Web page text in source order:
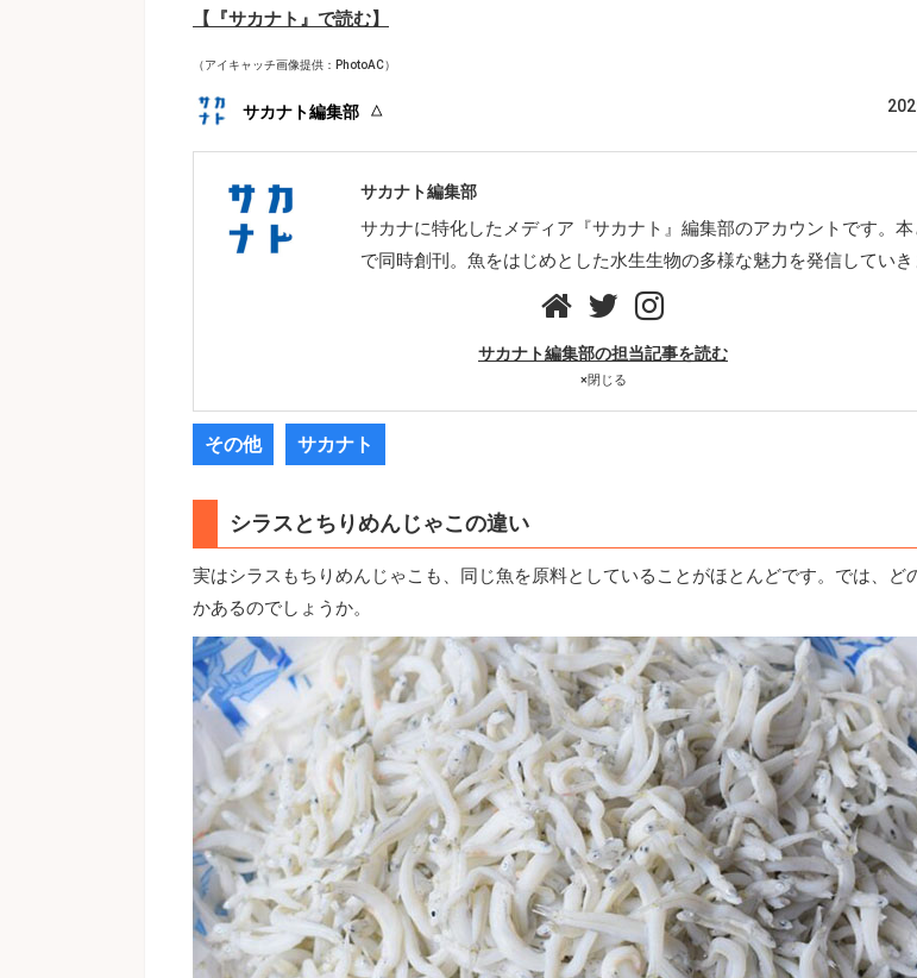
【『サカナト』で読む】
（アイキャッチ画像提供：PhotoAC）
サカナト編集部
サカナト編集部
サカナに特化したメディア『サカナト』編集部のアカウントです。本
で同時創刊。魚をはじめとした水生生物の多様な魅力を発信していき
サカナト編集部の担当記事を読む
×閉じる
その他 サカナト
シラスとちりめんじゃこの違い
実はシラスもちりめんじゃこも、同じ魚を原料としていることがほとんどです。では、ど
かあるのでしょうか。